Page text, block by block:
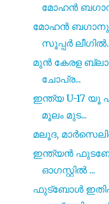
മോഹൻ
മോഹൻ ബഗാനും
സൂപ്പർ
മുൻ കേരള
ചോപ്ര...
ഇന്ത്യ U-17 യൂ
മൂലം മുട...
മലൂദ,
ഇന്ത്യൻ
ഓഗസ്റ്റിൽ ...
ഫുട്ബോൾ